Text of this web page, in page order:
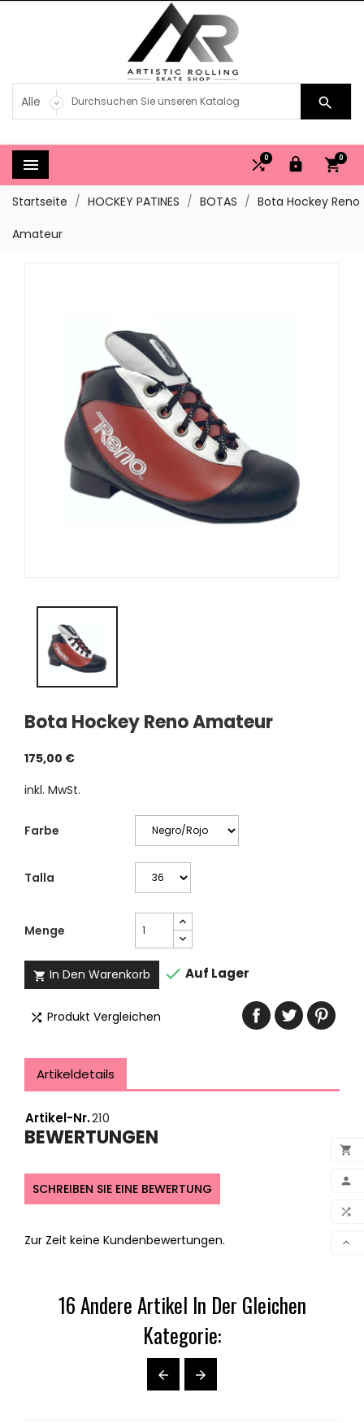





 0


0
Startseite HOCKEY PATINES BOTAS
Bota Hockey Reno
Amateur
Bota Hockey Reno Amateur
175,00 €
inkl. MwSt.
Farbe
Talla
Menge
 In Den Warenkorb  Auf Lager
 Produkt Vergleichen
Artikeldetails
Artikel-Nr.210
BEWERTUNGEN
SCHREIBEN SIE EINE BEWERTUNG
Zur Zeit keine Kundenbewertungen.
16 Andere Artikel In Der Gleichen
Kategorie:
 